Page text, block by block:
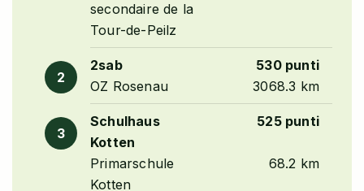
secondaire de la
Tour-de-Peilz
2
2sab
530 punti
OZ Rosenau
3068.3 km
3
Schulhaus
Kotten
525 punti
Primarschule
Kotten
68.2 km